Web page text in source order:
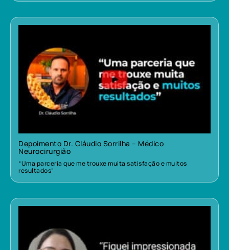
Depoimento Dr. Cláudio Sorrilha – Médico
Neurocirurgião
“Uma parceria que me trouxe muita satisfação e muitos
resultados”